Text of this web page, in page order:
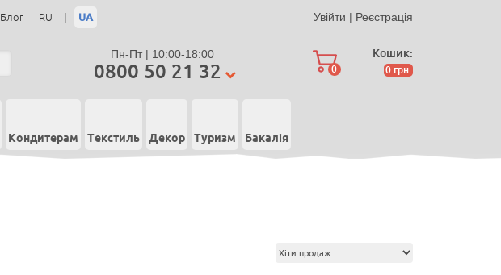
Блог RU | UA Увійти | Реєстрація
Пн-Пт | 10:00-18:00
0800 50 21 32 0
Кошик:
0 грн.
Кондитерам Текстиль Декор Туризм Бакалія